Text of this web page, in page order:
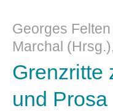
Georges
Marchal
Grenzritte
und Prosa